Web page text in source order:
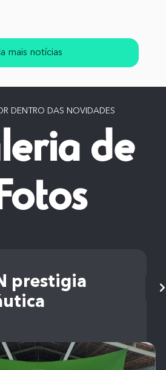
mais notícias
DENTRO DAS NOVIDADES
de
prestigia